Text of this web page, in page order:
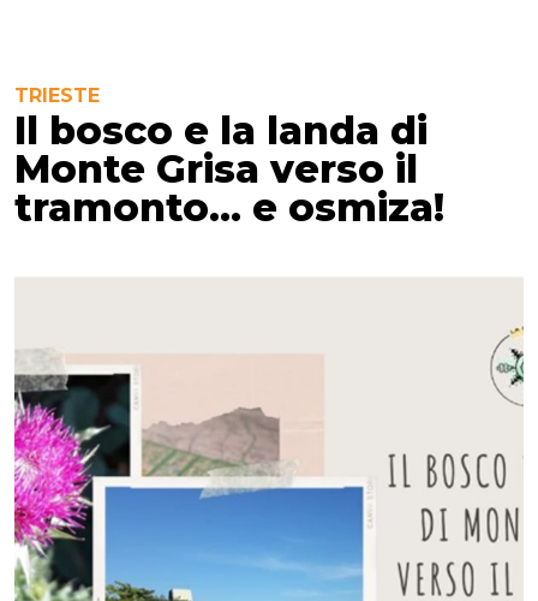
TRIESTE
Il bosco e la landa di
Monte Grisa verso il
tramonto… e osmiza!